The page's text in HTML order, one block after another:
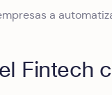
a
Fintech